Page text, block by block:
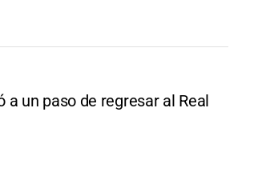
a un paso de regresar al Real